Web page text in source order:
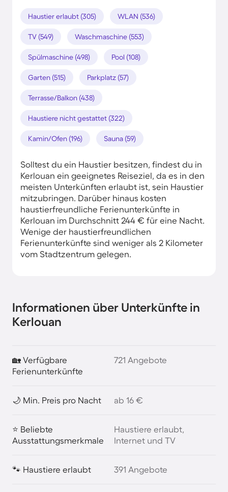
Haustier erlaubt (305) WLAN (536)
TV (549) Waschmaschine (553)
Spülmaschine (498) Pool (108)
Garten (515) Parkplatz (57)
Terrasse/Balkon (438)
Haustiere nicht gestattet (322)
Kamin/Ofen (196) Sauna (59)
Solltest du ein Haustier besitzen, findest du in
Kerlouan ein geeignetes Reiseziel, da es in den
meisten Unterkünften erlaubt ist, sein Haustier
mitzubringen. Darüber hinaus kosten
haustierfreundliche Ferienunterkünfte in
Kerlouan im Durchschnitt 244 € für eine Nacht.
Wenige der haustierfreundlichen
Ferienunterkünfte sind weniger als 2 Kilometer
vom Stadtzentrum gelegen.
Informationen über Unterkünfte in
Kerlouan
🏡 Verfügbare
Ferienunterkünfte
721 Angebote
🌙 Min. Preis pro Nacht ab 16 €
⭐ Beliebte
Ausstattungsmerkmale
Haustiere erlaubt,
Internet und TV
🐾 Haustiere erlaubt 391 Angebote